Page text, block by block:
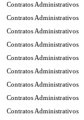
Contratos Administrativos
Contratos Administrativos
Contratos Administrativos
Contratos Administrativos
Contratos Administrativos
Contratos Administrativos
Contratos Administrativos
Contratos Administrativos
Contratos Administrativos